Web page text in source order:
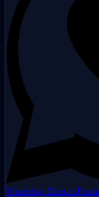
WhatsApp Directo